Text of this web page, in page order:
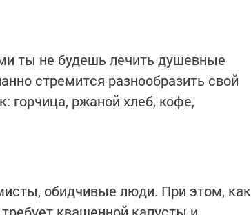
ты не будешь лечить душевные
стремится разнообразить свой
горчица, ржаной хлеб, кофе,
обидчивые люди. При этом, как